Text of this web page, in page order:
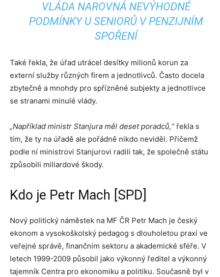
VLÁDA NAROVNÁ NEVÝHODNÉ
PODMÍNKY U SENIORŮ V PENZIJNÍM
SPOŘENÍ
Také řekla, že úřad utrácel desítky milionů korun za
externí služby různých firem a jednotlivců. Často docela
zbytečně a mnohdy pro spřízněné subjekty a jednotlivce
se stranami minulé vlády.
„Například ministr Stanjura měl deset poradců,“řekla s
tím, že ty na úřadě ale pořádně nikdo neviděl. Přičemž
podle ní ministrovi Stanjurovi radili tak, že společně státu
způsobili miliardové škody.
Kdo je Petr Mach [SPD]
Nový politický náměstek na MF ČR Petr Mach je český
ekonom a vysokoškolský pedagog s dlouholetou praxí ve
veřejné správě, finančním sektoru a akademické sféře. V
letech 1999-2009 působil jako výkonný ředitel a výkonný
tajemník Centra pro ekonomiku a politiku. Současně byl v